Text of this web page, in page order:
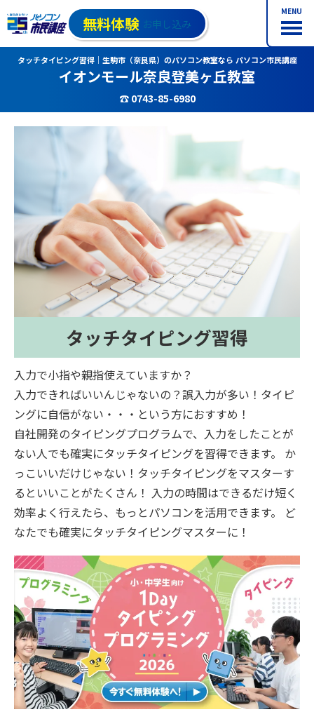
MENU
無料体験 お申し込み
タッチタイピング習得｜生駒市（奈良県）のパソコン教室なら パソコン市民講座
イオンモール奈良登美ヶ丘教室
☎ 0743-85-6980
タッチタイピング習得
入力で小指や親指使えていますか？
入力できればいいんじゃないの？誤入力が多い！タイピ
ングに自信がない・・・という方におすすめ！
自社開発のタイピングプログラムで、入力をしたことが
ない人でも確実にタッチタイピングを習得できます。 か
っこいいだけじゃない！タッチタイピングをマスターす
るといいことがたくさん！ 入力の時間はできるだけ短く
効率よく行えたら、もっとパソコンを活用できます。 ど
なたでも確実にタッチタイピングマスターに！